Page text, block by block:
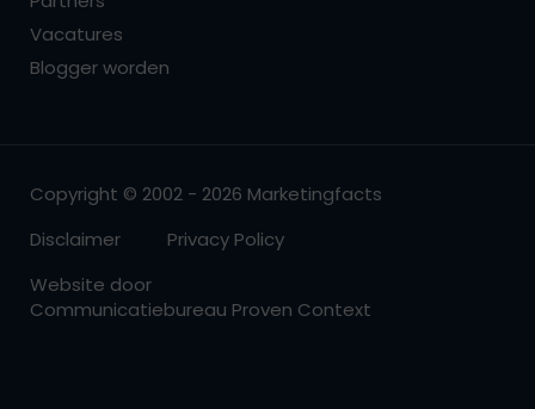
Vacatures
Blogger worden
Copyright © 2002 - 2026 Marketingfacts
Disclaimer
Privacy Policy
Website door
Communicatiebureau Proven Context